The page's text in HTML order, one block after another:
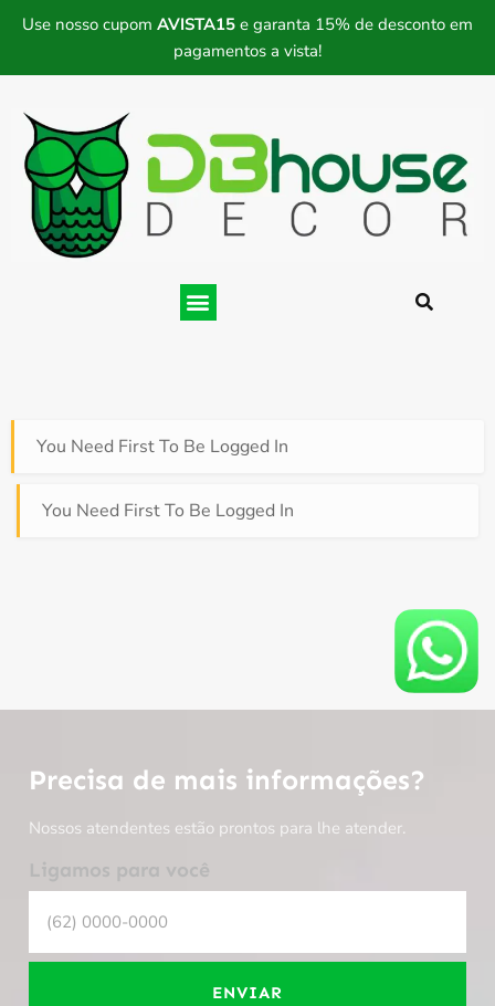
Use nosso cupom AVISTA15 e garanta 15% de desconto em
pagamentos a vista!
You Need First To Be Logged In
You Need First To Be Logged In
Precisa de mais informações?
Nossos atendentes estão prontos para lhe atender.
Ligamos para você
ENVIAR